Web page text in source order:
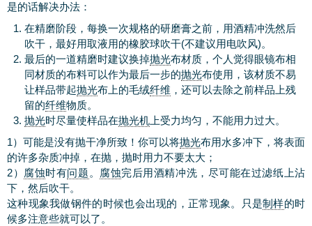
是的话解决办法：
在精磨阶段，每换一次规格的研磨膏之前，用酒精冲洗然后
吹干，最好用取液用的橡胶球吹干(不建议用电吹风)。
最后的一道精磨时建议换掉抛光布材质，个人觉得眼镜布相
同材质的布料可以作为最后一步的抛光布使用，该材质不易
让样品带起抛光布上的毛绒纤维 ，还可以去除之前样品上残
留的纤维物质。
抛光时尽量使样品在抛光机 上受力均匀，不能用力过大。
1）可能是没有抛干净所致！你可以将抛光布用水多冲下，将表面
的许多杂质冲掉，在抛，抛时用力不要太大；
2） 腐蚀时有问题 。 腐蚀完后用酒精冲洗，尽可能在过滤纸上沾
下，然后吹干。
这种现象我做钢件的时候也会出现的，正常现象。只是制样的时
候多注意些就可以了。